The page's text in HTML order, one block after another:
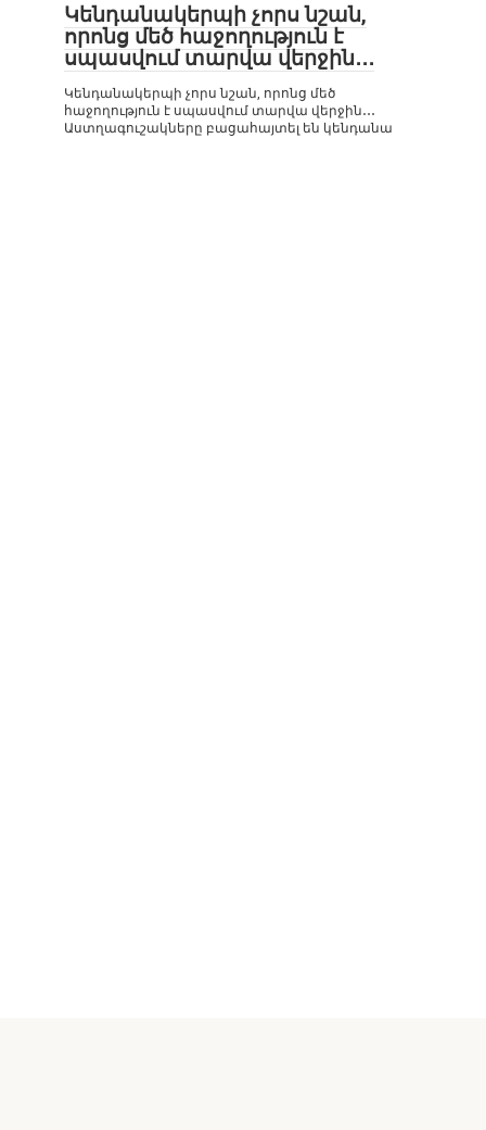
Կենդանակերպի չորս նշան,
որոնց մեծ հաջողություն է
սպասվում տարվա վերջին․․․
Կենդանակերպի չորս նշան, որոնց մեծ
հաջողություն է սպասվում տարվա վերջին․․․
Աստղագուշակները բացահայտել են կենդանա